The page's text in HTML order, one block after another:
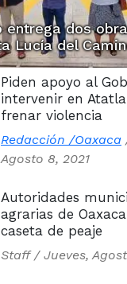
entrega dos
Lucía del
Piden apoyo al
intervenir en
frenar violencia
Redacción /Oaxaca
Agosto 8, 2021
Autoridades
agrarias de
caseta de peaje
Staff / Jueves,